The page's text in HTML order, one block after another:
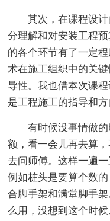
其次，在课程设计
分理解和对安装工程
的各个环节有了一定
术在施工组织中的关
导性。我也借本次课
是工程施工的指导和方
有时候没事情做的
额，看一会儿再去算
去问师傅。这样一遍
例如桩头是要算个数
合脚手架和满堂脚手
么用，没想到这个时